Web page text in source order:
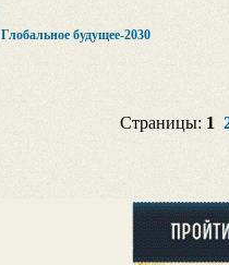
Глобальное будущее-2030
Страницы: 1